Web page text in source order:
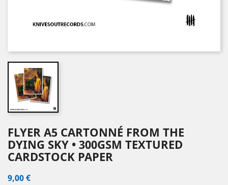
FLYER A5 CARTONNÉ FROM THE
DYING SKY • 300GSM TEXTURED
CARDSTOCK PAPER
9,00 €